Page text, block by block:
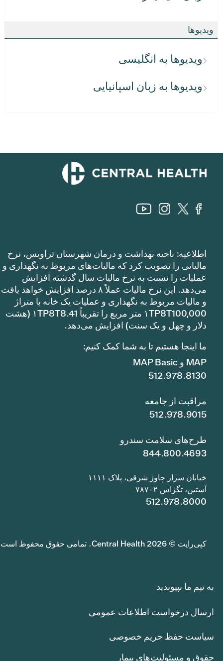
ویدیوها
ویدیوها به انگلیسی
ویدیوها به زبان اسپانیایی
اطلاعیه: ناحیه بهداشت و درمان شهرستان تراویس، نرخ
مالیاتی را تصویب کرد که مالیات‌های مربوط به نگهداری و
عملیات را نسبت به نرخ مالیات سال گذشته افزایش
می‌دهد. این نرخ مالیات عملاً ۸ درصد افزایش خواهد یافت
و مالیات مربوط به نگهداری و عملیات یک خانه با متراژ
۱TP8T100,000 متر مربع را تقریباً ۱TP8T8.41 (هشت
دلار و چهل و یک سنت) افزایش می‌دهد.
ما اینجا هستیم تا به شما کمک کنیم:
MAP و MAP Basic
512.978.8130
مراقبت از جامعه
512.978.9015
طرح‌های سلامت سندرو
844.800.4693
خیابان سزار چاوز شرقی، پلاک ۱۱۱۱
آستین، تگزاس ۷۸۷۰۲
512.978.8000
کپی‌رایت © 2026 Central Health. تمامی حقوق محفوظ است.
به تیم ما بپیوندید
ارسال درخواست اطلاعات عمومی
سیاست حفظ حریم خصوصی
حقوق و مسئولیت‌های بیمار